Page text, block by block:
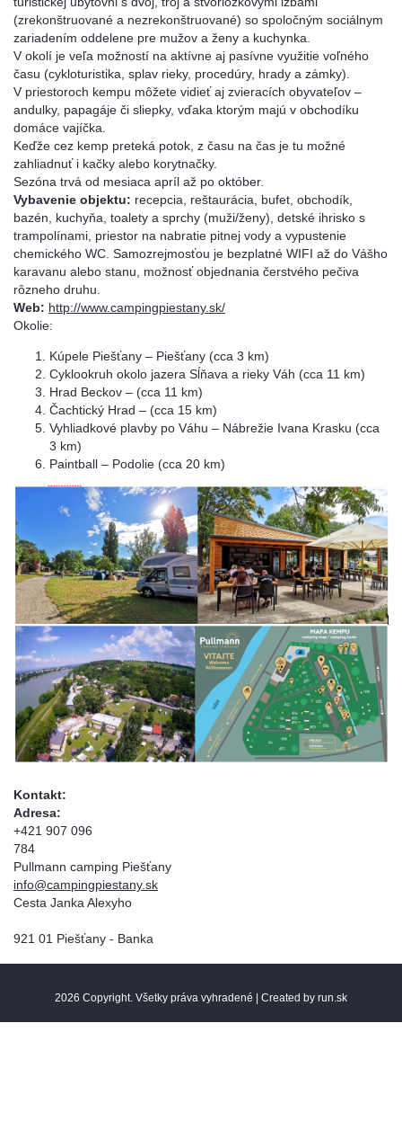
(zrekonštruované a nezrekonštruované) so spoločným sociálnym
zariadením oddelene pre mužov a ženy a kuchynka.
V okolí je veľa možností na aktívne aj pasívne využitie voľného
času (cykloturistika, splav rieky, procedúry, hrady a zámky).
V priestoroch kempu môžete vidieť aj zvieracích obyvateľov –
andulky, papagáje či sliepky, vďaka ktorým majú v obchodíku
domáce vajíčka.
Keďže cez kemp preteká potok, z času na čas je tu možné
zahliadnuť i kačky alebo korytnačky.
Sezóna trvá od mesiaca apríl až po október.
Vybavenie objektu: recepcia, reštaurácia, bufet, obchodík,
bazén, kuchyňa, toalety a sprchy (muži/ženy), detské ihrisko s
trampolínami, priestor na nabratie pitnej vody a vypustenie
chemického WC. Samozrejmosťou je bezplatné WIFI až do Vášho
karavanu alebo stanu, možnosť objednania čerstvého pečiva
rôzneho druhu.
Web: http://www.campingpiestany.sk/
Okolie:
Kúpele Piešťany – Piešťany (cca 3 km)
Cyklookruh okolo jazera Sĺňava a rieky Váh (cca 11 km)
Hrad Beckov – (cca 11 km)
Čachtický Hrad – (cca 15 km)
Vyhliadkové plavby po Váhu – Nábrežie Ivana Krasku (cca
3 km)
Paintball – Podolie (cca 20 km)
Adresa:
+421 907 096
Pullmann camping Piešťany
info@campingpiestany.sk
Cesta Janka Alexyho
921 01 Piešťany - Banka
2026 Copyright. Všetky práva vyhradené | Created by run.sk